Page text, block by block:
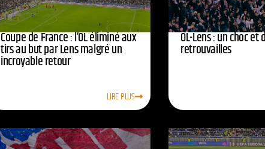
Coupe de France : l’OL éliminé aux
tirs au but par Lens malgré un
incroyable retour
LIRE PLUS
OL-Lens : un choc et
retrouvailles